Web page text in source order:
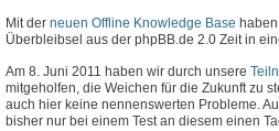
Mit der neuen Offline Knowledge Base
Überbleibsel aus der phpBB.de 2.0 Zeit in
Am 8. Juni 2011 haben wir durch unsere
mitgeholfen, die Weichen für die Zukunft zu
auch hier keine nennenswerten Probleme.
bisher nur bei einem Test an diesem einen